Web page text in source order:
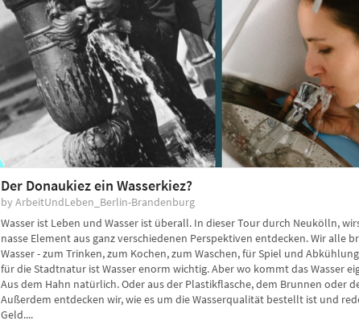
Der Donaukiez ein Wasserkiez?
by ArbeitUndLeben_Berlin-Brandenburg
Wasser ist Leben und Wasser ist überall. In dieser Tour durch Neukölln,
nasse Element aus ganz verschiedenen Perspektiven entdecken. Wir alle
Wasser - zum Trinken, zum Kochen, zum Waschen, für Spiel und
für die Stadtnatur ist Wasser enorm wichtig. Aber wo kommt das Wasser
Aus dem Hahn natürlich. Oder aus der Plastikflasche, dem Brunnen oder
Außerdem entdecken wir, wie es um die Wasserqualität bestellt ist und
Geld....